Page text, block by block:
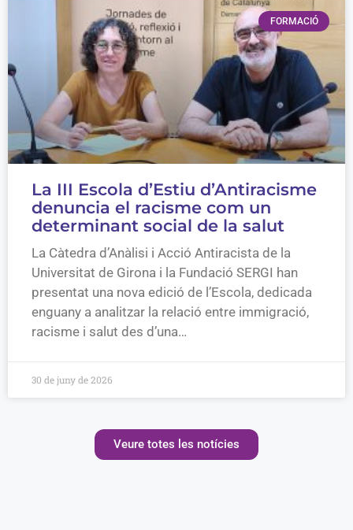
FORMACIÓ
La III Escola d’Estiu d’Antiracisme
denuncia el racisme com un
determinant social de la salut
La Càtedra d’Anàlisi i Acció Antiracista de la
Universitat de Girona i la Fundació SERGI han
presentat una nova edició de l’Escola, dedicada
enguany a analitzar la relació entre immigració,
racisme i salut des d’una…
30 de juny de 2026
Veure totes les notícies